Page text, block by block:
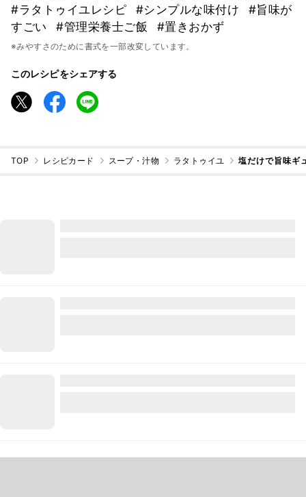
#ラタトゥイユレシピ
#シンプルな味付け
#旨味が
すごい
#管理栄養士ご飯 #置きおかず
※みやすさのために書式を一部改変しています。
このレシピをシェアする
TOP レシピカード スープ・汁物 ラタトゥイユ 塩だけで旨味ギ